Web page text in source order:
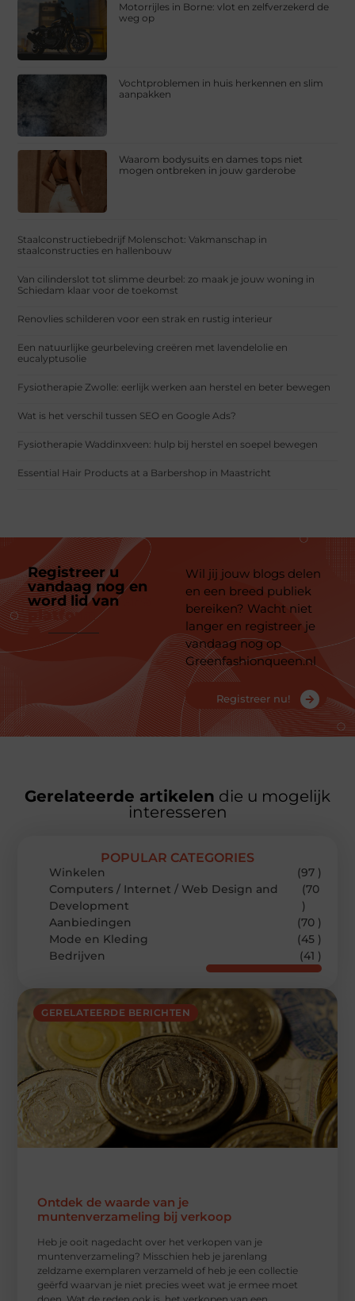
Motorrijles in Borne: vlot en zelfverzekerd de
weg op
Vochtproblemen in huis herkennen en slim
aanpakken
Waarom bodysuits en dames tops niet
mogen ontbreken in jouw garderobe
Staalconstructiebedrijf Molenschot: Vakmanschap in
staalconstructies en hallenbouw
Van cilinderslot tot slimme deurbel: zo maak je jouw woning in
Schiedam klaar voor de toekomst
Renovlies schilderen voor een strak en rustig interieur
Een natuurlijke geurbeleving creëren met lavendelolie en
eucalyptusolie
Fysiotherapie Zwolle: eerlijk werken aan herstel en beter bewegen
Wat is het verschil tussen SEO en Google Ads?
Fysiotherapie Waddinxveen: hulp bij herstel en soepel bewegen
Essential Hair Products at a Barbershop in Maastricht
Registreer u
vandaag nog en
word lid van
platform
Wil jij jouw blogs delen
en een breed publiek
bereiken? Wacht niet
langer en registreer je
vandaag nog op
Greenfashionqueen.nl
Registreer nu!
Gerelateerde artikelen die u mogelijk
interesseren
GERELATEERDE BERICHTEN
Ontdek de waarde van je
muntenverzameling bij verkoop
Heb je ooit nagedacht over het verkopen van je
muntenverzameling? Misschien heb je jarenlang
zeldzame exemplaren verzameld of heb je een collectie
geërfd waarvan je niet precies weet wat je ermee moet
POPULAR CATEGORIES
Winkelen
(97 )
Computers / Internet / Web Design and
Development
(70
)
Aanbiedingen
(70 )
Mode en Kleding
(45 )
Bedrijven
(41 )